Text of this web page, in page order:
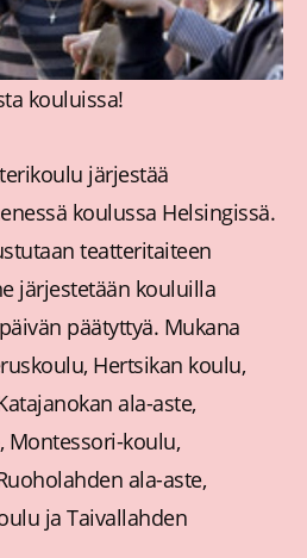
kouluissa!
järjestää
koulussa Helsingissä.
teatteritaiteen
järjestetään kouluilla
päätyttyä. Mukana
Hertsikan koulu,
ala-aste,
Montessori-koulu,
ala-aste,
ja Taivallahden